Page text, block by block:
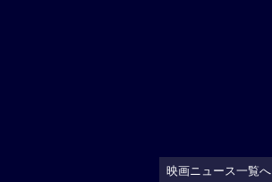
映画ニュース一覧へ